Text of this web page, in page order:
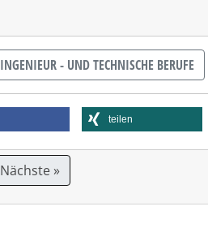
INGENIEUR - UND TECHNISCHE BERUFE
teilen
Nächste »